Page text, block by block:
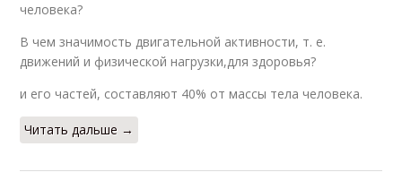
человека?
В чем значимость двигательной активности, т. е.
движений и физической нагрузки,для здоровья?
и его частей, составляют 40% от массы тела человека.
Читать дальше →